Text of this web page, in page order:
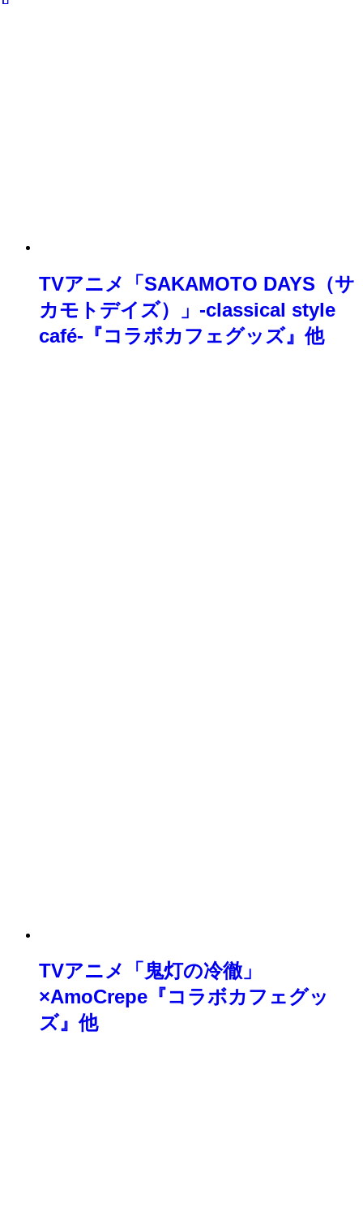
TVアニメ「SAKAMOTO DAYS（サ
カモトデイズ）」-classical style
café-『コラボカフェグッズ』他
TVアニメ「鬼灯の冷徹」
×AmoCrepe『コラボカフェグッ
ズ』他